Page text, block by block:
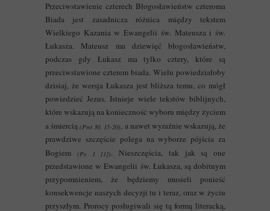
Przeciwstawienie czterech Błogosławieństw czteroma
Biada jest zasadnicza różnica między tekstem
Wielkiego Kazania w Ewangelii św. Mateusza i św.
Łukasza. Mateusz ma dziewięć błogosławieństw,
podczas gdy Łukasz ma tylko cztery, które są
przeciwstawione czterem biada. Wielu powiedziałoby
dzisiaj, że wersja Łukasza jest bliższa temu, co mógł
powiedzieć Jezus. Istnieje wiele tekstów biblijnych,
które wskazują na konieczność wyboru między życiem
a śmiercią(Pwt 30, 15-20), a nawet wyraźnie wskazują, że
prawdziwe szczęście polega na wyborze pójścia za
Bogiem
(Ps 1 [1]). Nieszczęścia, tak jak są one
przedstawione w Ewangelii św. Łukasza, są dobitnym
przypomnieniem, że będziemy musieli ponieść
konsekwencje naszych decyzji tu i teraz, oraz w życiu
przyszłym. Prorocy posługiwali się tą formą literacką,